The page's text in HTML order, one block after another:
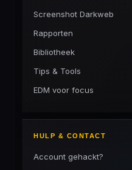
Screenshot Darkweb
Rapporten
Bibliotheek
Tips & Tools
EDM voor focus
HULP & CONTACT
Account gehackt?